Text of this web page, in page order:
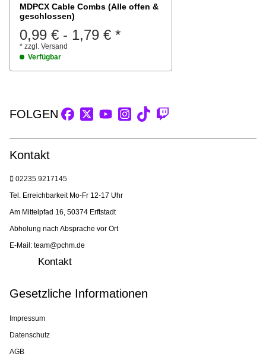
MDPCX Cable Combs (Alle offen &
geschlossen)
0,99 € - 1,79 € *
* zzgl. Versand
Verfügbar
FOLGEN
Kontakt
02235 9217145
Tel. Erreichbarkeit Mo-Fr 12-17 Uhr
Am Mittelpfad 16, 50374 Erftstadt
Abholung nach Absprache vor Ort
E-Mail: team@pchm.de
Kontakt
Gesetzliche Informationen
Impressum
Datenschutz
AGB